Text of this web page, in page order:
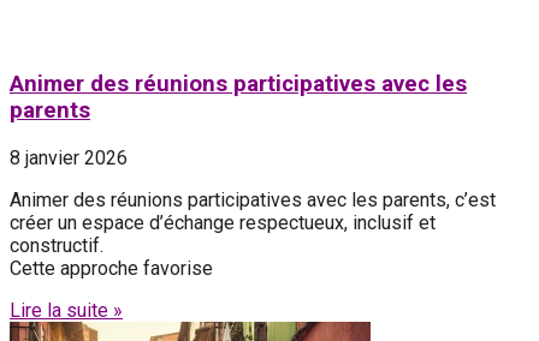
Animer des réunions participatives avec les
parents
8 janvier 2026
Animer des réunions participatives avec les parents, c’est
créer un espace d’échange respectueux, inclusif et
constructif.
Cette approche favorise
Lire la suite »